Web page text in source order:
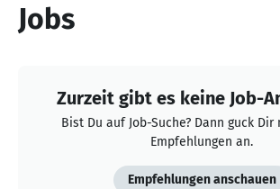
Jobs
Zurzeit gibt es keine Job-
Bist Du auf Job-Suche? Dann guck Dir
Empfehlungen an.
Empfehlungen anschauen